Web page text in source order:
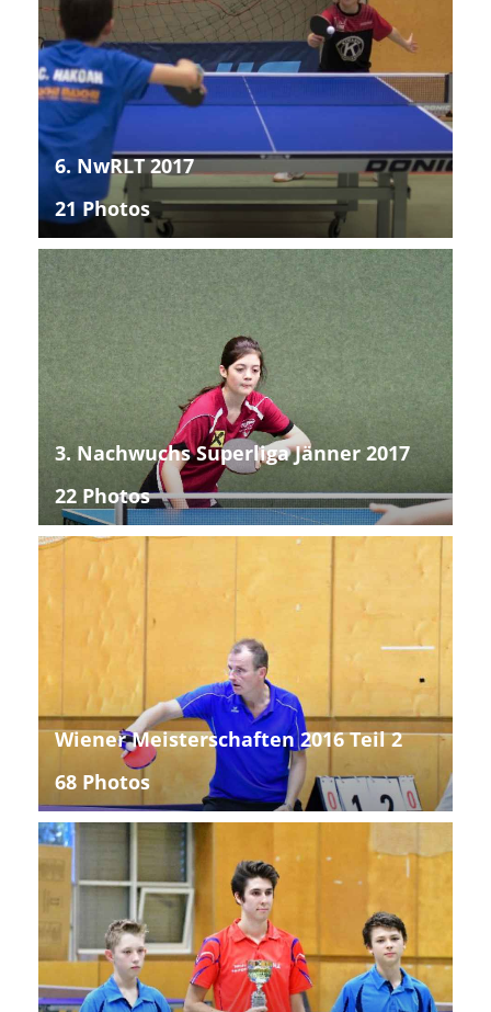
6. NwRLT 2017
21 Photos
3. Nachwuchs Superliga Jänner 2017
22 Photos
Wiener Meisterschaften 2016 Teil 2
68 Photos